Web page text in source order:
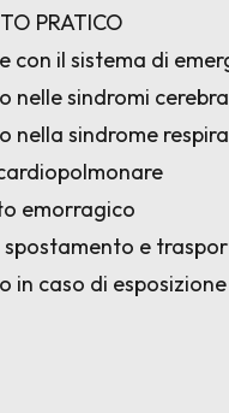
PRATICO
il sistema di
nelle sindromi
nella sindrome
emorragico
spostamento e
in caso di